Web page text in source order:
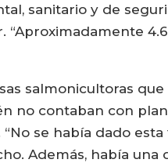
sanitario y de
“Aproximadamente
salmonicultoras
no contaban con
se había dado
Además, había